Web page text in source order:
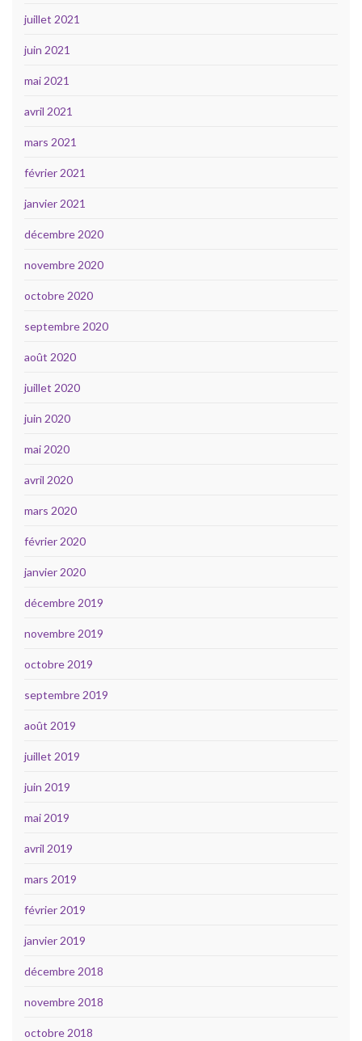
juillet 2021
juin 2021
mai 2021
avril 2021
mars 2021
février 2021
janvier 2021
décembre 2020
novembre 2020
octobre 2020
septembre 2020
août 2020
juillet 2020
juin 2020
mai 2020
avril 2020
mars 2020
février 2020
janvier 2020
décembre 2019
novembre 2019
octobre 2019
septembre 2019
août 2019
juillet 2019
juin 2019
mai 2019
avril 2019
mars 2019
février 2019
janvier 2019
décembre 2018
novembre 2018
octobre 2018